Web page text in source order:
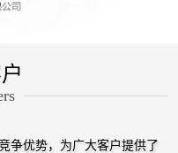
优势，为广大客户提供了